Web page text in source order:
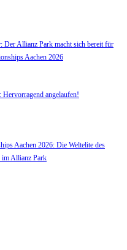
Der Allianz Park macht sich bereit für
Aachen 2026
angelaufen!
Aachen 2026: Die Weltelite des
Allianz Park